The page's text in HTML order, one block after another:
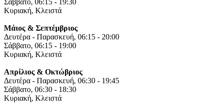
Σάββατο, 06:15 - 19:30
Κυριακή, Κλειστά
Μάιος & Σεπτέμβριος
Δευτέρα - Παρασκευή, 06:15 - 20:00
Σάββατο, 06:15 - 19:00
Κυριακή, Κλειστά
Απρίλιος & Οκτώβριος
Δευτέρα - Παρασκευή, 06:30 - 19:45
Σάββατο, 06:30 - 18:30
Κυριακή, Κλειστά